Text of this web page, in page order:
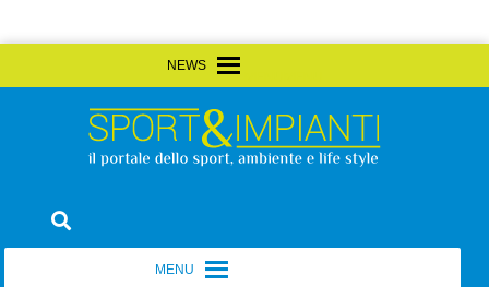
to
Sport&Impianti